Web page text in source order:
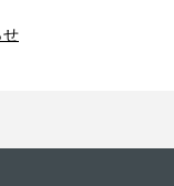
せ